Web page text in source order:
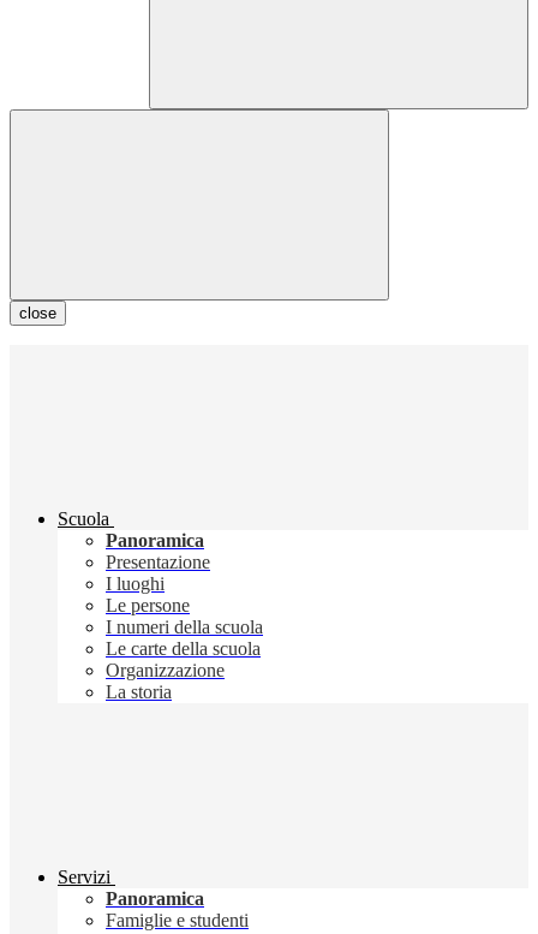
close
Scuola
Panoramica
Presentazione
I luoghi
Le persone
I numeri della scuola
Le carte della scuola
Organizzazione
La storia
Servizi
Panoramica
Famiglie e studenti